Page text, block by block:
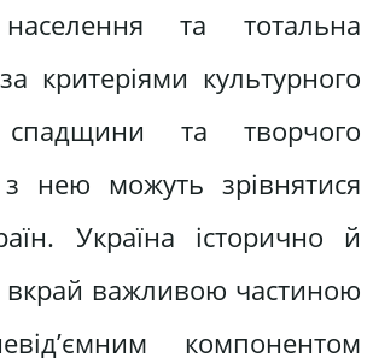
населення та тотальна
критеріями культурного
спадщини та творчого
з нею можуть зрівнятися
Україна історично й
вкрай важливою частиною
компонентом